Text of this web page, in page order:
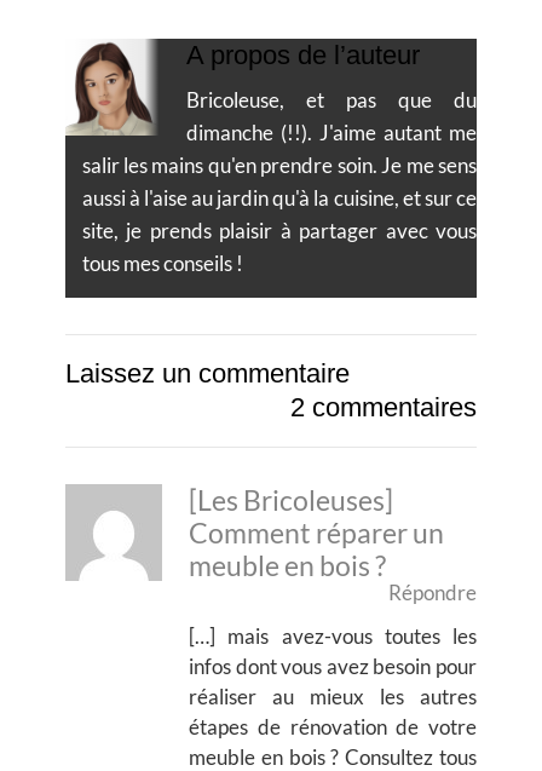
A propos de l’auteur
Bricoleuse, et pas que du
dimanche (!!). J'aime autant me
salir les mains qu'en prendre soin. Je me sens
aussi à l'aise au jardin qu'à la cuisine, et sur ce
site, je prends plaisir à partager avec vous
tous mes conseils !
Laissez un commentaire
2 commentaires
[Les Bricoleuses]
Comment réparer un
meuble en bois ?
Répondre
[…] mais avez-vous toutes les
infos dont vous avez besoin pour
réaliser au mieux les autres
étapes de rénovation de votre
meuble en bois ? Consultez tous